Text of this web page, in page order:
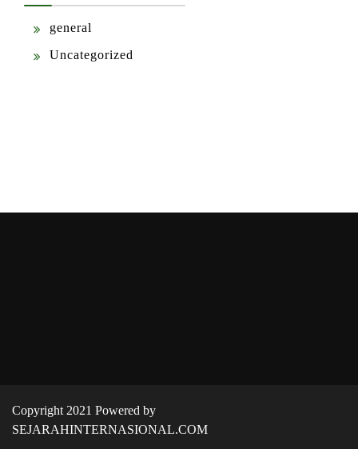
general
Uncategorized
Copyright 2021 Powered by
SEJARAHINTERNASIONAL.COM